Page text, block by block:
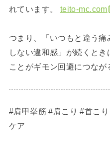
れています。 teito-mc.com
つまり、「いつもと違う
しない違和感」が続くと
ことがギモン回避につなが
#肩甲挙筋 #肩こり #首こ
ケア